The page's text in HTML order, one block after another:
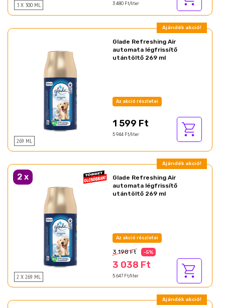
3 X 300 ML 3 480 Ft/liter
Ajándék akció!
269 ML
Glade Refreshing Air
automata légfrissítő
utántöltő 269 ml
Az akció részletei
1 599 Ft
5 944 Ft/liter
Ajándék akció!
2 x
2 X 269 ML
Glade Refreshing Air
automata légfrissítő
utántöltő 269 ml
Az akció részletei
3 198 Ft -5%
3 038 Ft
5 647 Ft/liter
Ajándék akció!